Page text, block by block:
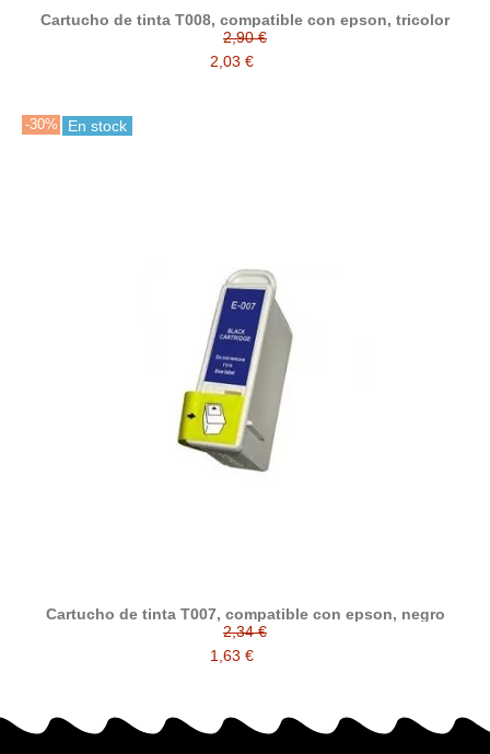
Cartucho de tinta T008, compatible con epson, tricolor
2,90 €
2,03 €
-30% En stock
Cartucho de tinta T007, compatible con epson, negro
2,34 €
1,63 €